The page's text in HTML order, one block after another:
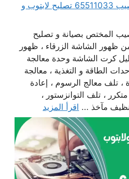
مهندس كمبيوتر النويصيب 65511033 تصليح لابتوب و
المختص بصيانة و تصليح
ظهور الشاشة الزرقاء ، ظهور
كرت الشاشة وحدة معالجة
الطاقة و التغذية ، معالجة
، تلف معالج الرسوم ، إعادة
، تلف التوانزستور ،
مآخذ ... اقرأ المزيد